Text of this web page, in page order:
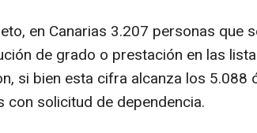
en Canarias 3.207 personas que
de grado o prestación en las
si bien esta cifra alcanza los 5.088
con solicitud de dependencia.